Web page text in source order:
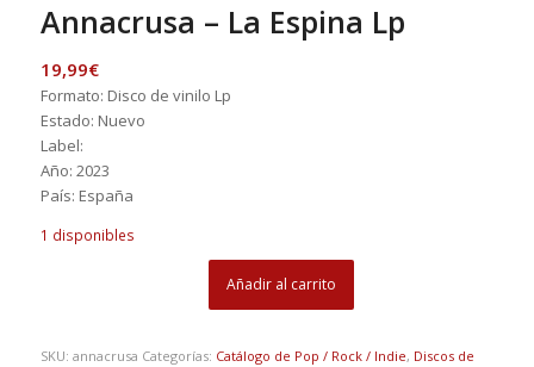
Annacrusa – La Espina Lp
19,99€
Formato: Disco de vinilo Lp
Estado: Nuevo
Label:
Año: 2023
País: España
1 disponibles
Añadir al carrito
SKU: annacrusa Categorías: Catálogo de Pop / Rock / Indie, Discos de